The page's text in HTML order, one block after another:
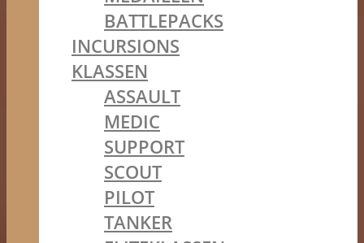
BATTLEPACKS
INCURSIONS
KLASSEN
ASSAULT
MEDIC
SUPPORT
SCOUT
PILOT
TANKER